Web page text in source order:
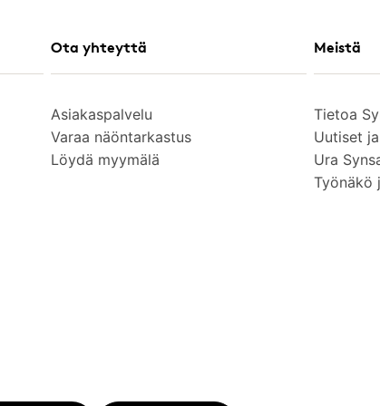
Ota yhteyttä
Asiakaspalvelu
Varaa näöntarkastus
Löydä myymälä
Meistä
Tietoa
Uutiset
Ura
Työnäkö